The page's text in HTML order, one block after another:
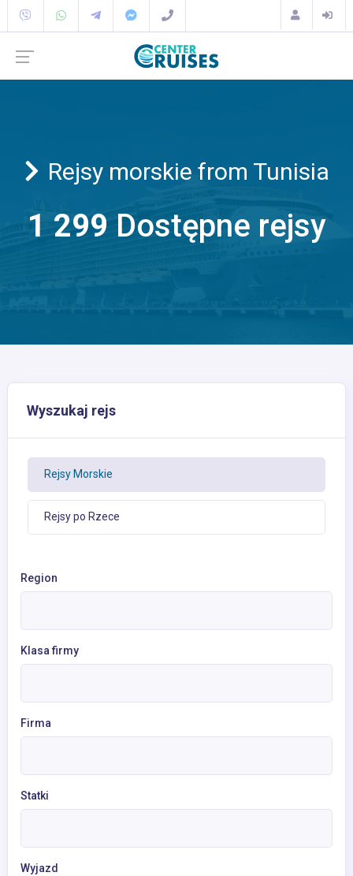
Rejsy morskie from Tunisia
1 299 Dostępne rejsy
Wyszukaj rejs
Rejsy Morskie
Rejsy po Rzece
Region
Klasa firmy
Firma
Statki
Wyjazd